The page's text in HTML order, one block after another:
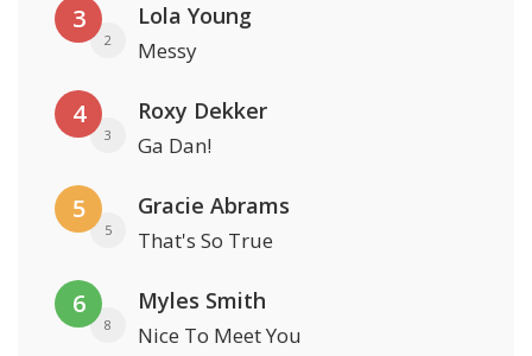
3
2
Lola Young
Messy
4
3
Roxy Dekker
Ga Dan!
5
5
Gracie Abrams
That's So True
6
8
Myles Smith
Nice To Meet You